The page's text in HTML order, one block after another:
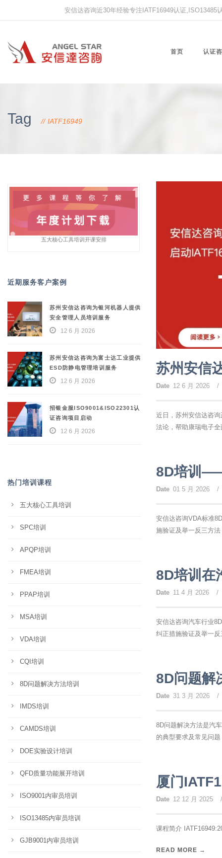
安信达咨询近30年经验专注IATF16949认证
首页 认证
Tag IATF16949
苏州安信
Date 12 6 月 2026 /
近日，苏州安信达咨
法论，帮助康瑞电子
8D培训
Date 01 5 月 2026 /
安信达咨询VDA标准
施验证及举一反三方
8D培训
Date 11 4 月 2026 /
安信达咨询汽车行业
纠正措施验证及举一
8D问题解
Date 31 3 月 2026 /
8D问题解决方法是汽
的典型要求及常见问
厦门
Date 12 12 月 2025 /
课程简介
READ MORE →
五大核心工具培训开课安排
近期服务客户案例
苏州安信达咨询为银河机器人提供
安全管理人员培训服务
12 6 月 2026
苏州安信达咨询为富士达工业提供
ESD防静电管理培训服务
12 6 月 2026
招银金服ISO9001&ISO22301认
证咨询项目启动
12 6 月 2026
热门培训课程
五大核心工具培训
SPC培训
APQP培训
FMEA培训
PPAP培训
MSA培训
VDA培训
CQI培训
8D问题解决方法培训
IMDS培训
CAMDS培训
DOE实验设计培训
QFD质量功能展开培训
ISO9001内审员培训
ISO13485内审员培训
GJB9001内审员培训